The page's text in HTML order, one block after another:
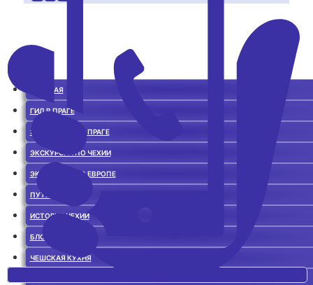
ГЛАВНАЯ
ГИД В ПРАГЕ
ЭКСКУРСИИ ПО ПРАГЕ
ЭКСКУРСИИ ПО ЧЕХИИ
ЭКСКУРСИИ ПО ЕВРОПЕ
ПУТЕВОДИТЕЛЬ
ИСТОРИЯ ЧЕХИИ
БЛОГ О ЧЕХИИ
ЧЕШСКАЯ КУХНЯ